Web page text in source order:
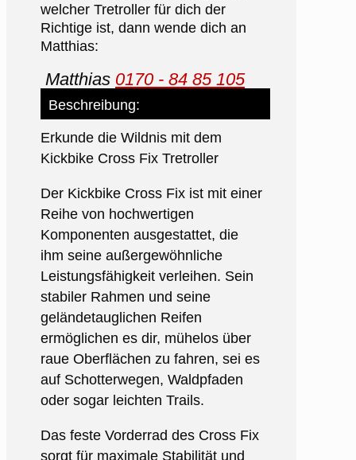
welcher Tretroller für dich der
Richtige ist, dann wende dich an
Matthias:
Matthias 0170 - 84 85 105
Beschreibung:
Erkunde die Wildnis mit dem
Kickbike Cross Fix Tretroller
Der Kickbike Cross Fix ist mit einer
Reihe von hochwertigen
Komponenten ausgestattet, die
ihm seine außergewöhnliche
Leistungsfähigkeit verleihen. Sein
stabiler Rahmen und seine
geländetauglichen Reifen
ermöglichen es dir, mühelos über
raue Oberflächen zu fahren, sei es
auf Schotterwegen, Waldpfaden
oder sogar leichten Trails.
Das feste Vorderrad des Cross Fix
sorgt für maximale Stabilität und